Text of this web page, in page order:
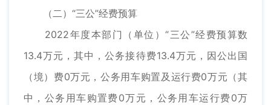
（二）“三公”经费预算
2022年度本部门（单位）“三公”经费预算数
13.4万元，其中，公务接待费13.4万元，因公出国
（境）费0万元，公务用车购置及运行费0万元（其
中，公务用车购置费0万元，公务用车运行费0万